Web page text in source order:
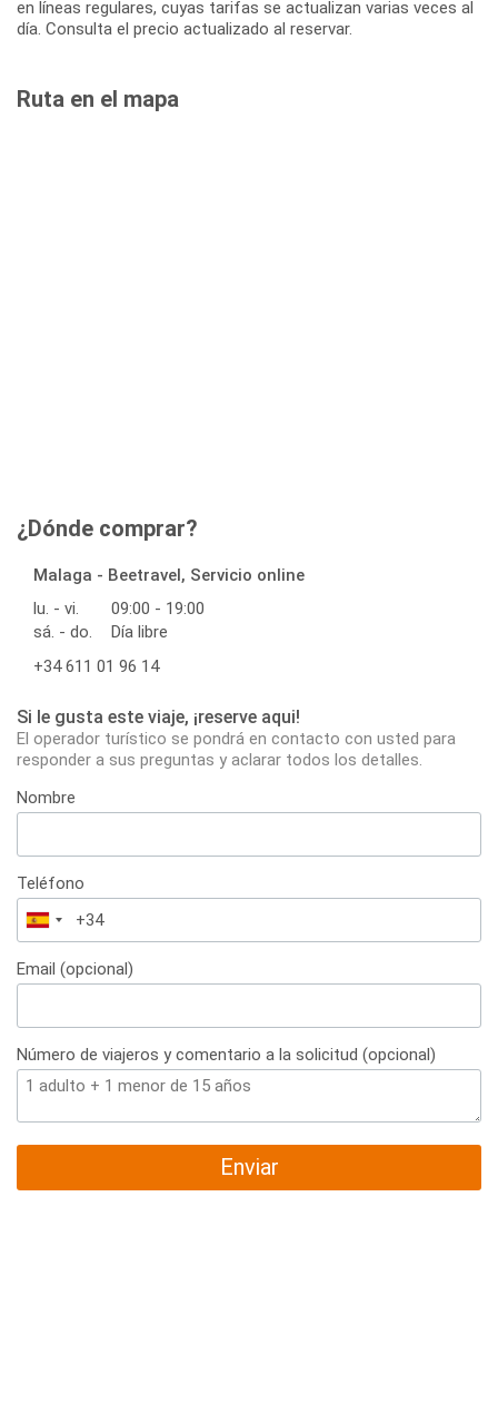
en líneas regulares, cuyas tarifas se actualizan varias veces al
día. Consulta el precio actualizado al reservar.
Ruta en el mapa
¿Dónde comprar?
Malaga - Beetravel, Servicio online
lu. - vi.
09:00 - 19:00
sá. - do.
Día libre
+34 611 01 96 14
Si le gusta este viaje, ¡reserve aqui!
El operador turístico se pondrá en contacto con usted para
responder a sus preguntas y aclarar todos los detalles.
Nombre
Teléfono
España
+34
Email (opcional)
Número de viajeros y comentario a la solicitud (opcional)
Enviar